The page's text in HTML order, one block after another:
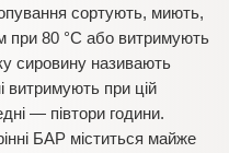
сортують, миють,
при 80 °С або витримують
сировину називають
витримують при цій
— півтори години.
БАР міститься майже